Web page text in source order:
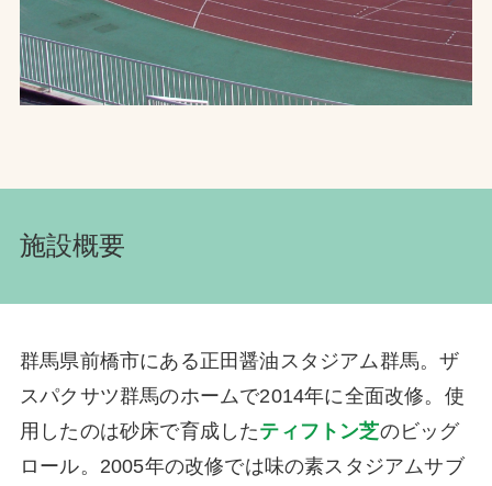
ソーシャルメディアポリシー
文字の見えづらさや操作にお困りの方へ
施設概要
群馬県前橋市にある正田醤油スタジアム群馬。ザ
スパクサツ群馬のホームで2014年に全面改修。使
用したのは砂床で育成したティフトン芝のビッグ
ロール。2005年の改修では味の素スタジアムサブ